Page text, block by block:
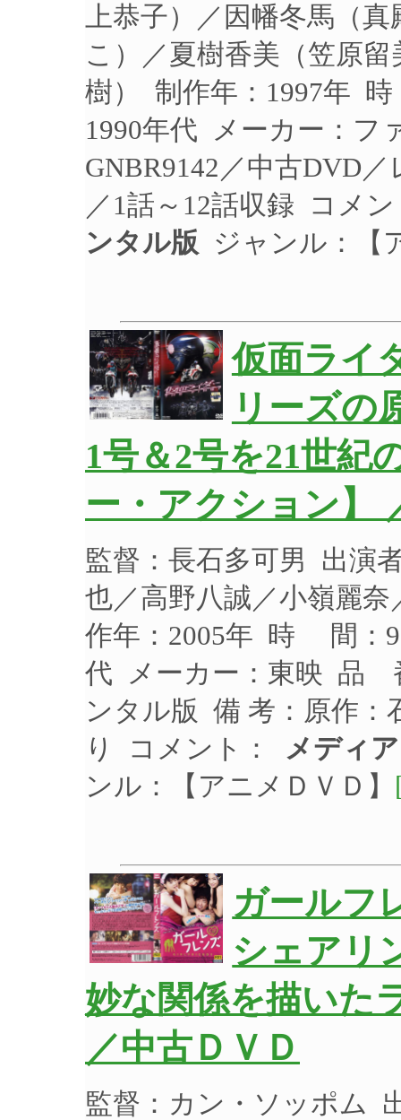
上恭子）／因幡冬馬（
こ）／夏樹香美（笠原
樹） 制作年：1997年
1990年代 メーカー：
GNBR9142／中古DVD
／1話～12話収録 コメ
ンタル版 ジャンル：【
仮面ラ
リーズの
1号＆2号を21世紀
ー・アクション】
監督：長石多可男 出演
也／高野八誠／小嶺麗
作年：2005年 時 間：
代 メーカー：東映 品
ンタル版 備 考：原作：
り コメント：
メディ
ンル：【アニメＤＶＤ】
ガールフ
シェアリ
妙な関係を描い
／中古ＤＶＤ
監督：カン・ソッポム